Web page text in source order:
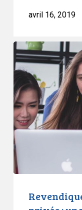
avril 16, 2019
Revendiquer
nos
droits
à
la
vie
privée
:
une
place
à
table